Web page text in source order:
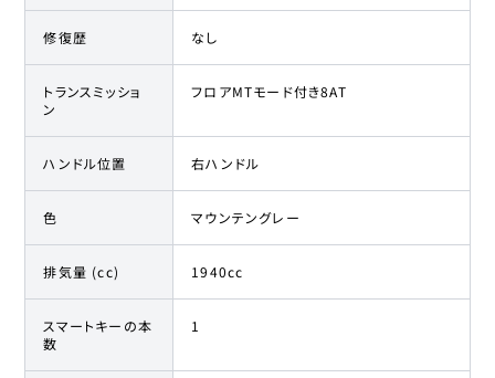
修復歴 なし
トランスミッショ
ン
フロアMTモード付き8AT
ハンドル位置 右ハンドル
色 マウンテングレー
排気量 (cc) 1940cc
スマートキーの本
数
1